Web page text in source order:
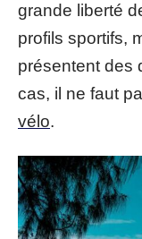
grande liberté
profils sportifs,
présentent des
cas, il ne faut
vélo.